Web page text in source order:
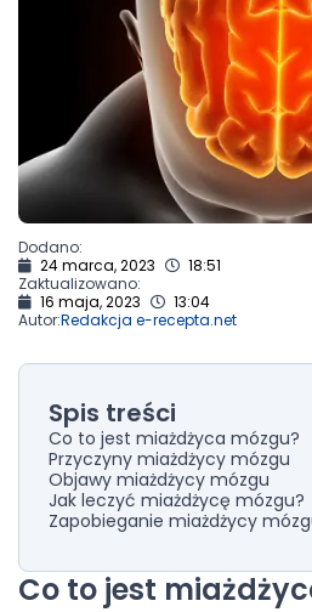
Dodano:
24 marca, 2023
18:51
Zaktualizowano:
16 maja, 2023
13:04
Autor:Redakcja e-recepta.net
Spis treści
Co to jest miażdżyca mózgu?
Przyczyny miażdżycy mózgu
Objawy miażdżycy mózgu
Jak leczyć miażdżycę mózgu?
Zapobieganie miażdżycy
Co to jest